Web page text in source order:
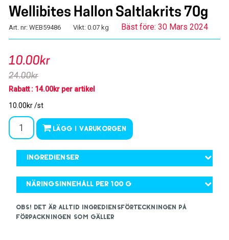
Wellibites Hallon Saltlakrits 70g
Art. nr: WEB59486 Vikt: 0.07 kg Bäst före: 30 Mars 2024
10.00kr
24.00kr
Rabatt : 14.00kr per artikel
10.00kr /st
Lägg i varukorgen
Ingredienser
Näringsinnehåll per 100 g
OBS! Det är alltid ingrediensförteckningen på
förpackningen som gäller